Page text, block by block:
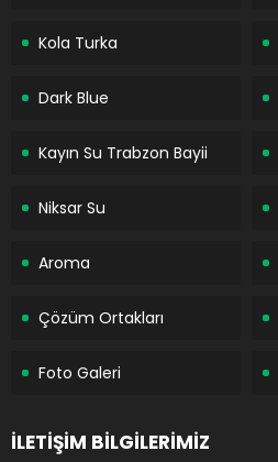
Kola Turka
Dark Blue
Kayın Su Trabzon Bayii
Niksar Su
Aroma
Çözüm Ortakları
Foto Galeri
İLETİŞİM BİLGİLERİMİZ